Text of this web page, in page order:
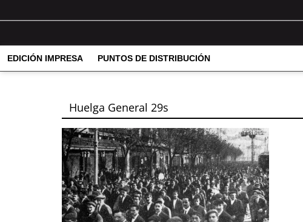
EDICIÓN IMPRESA PUNTOS DE DISTRIBUCIÓN
Huelga General 29s